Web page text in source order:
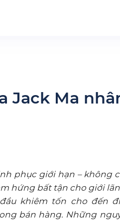
Jack Ma
phục giới hạn – không
hứng bất tận cho giới
khiêm tốn cho đến
bán hàng. Những